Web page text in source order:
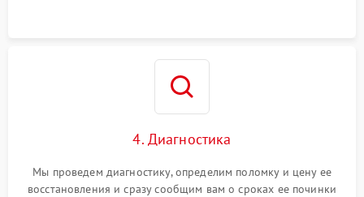
4. Диагностика
Мы проведем диагностику, определим поломку и цену ее
восстановления и сразу сообщим вам о сроках ее починки